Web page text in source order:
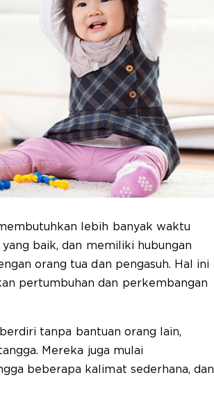
lebih banyak waktu
baik, dan memiliki hubungan
orang tua dan pengasuh. Hal ini
pertumbuhan dan perkembangan
tanpa bantuan orang lain,
Mereka juga mulai
beberapa kalimat sederhana, dan